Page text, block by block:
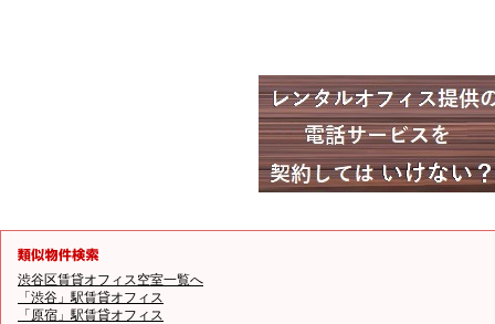
渋谷区賃貸オフィス空室一覧へ
「渋谷」駅賃貸オフィス
「原宿」駅賃貸オフィス